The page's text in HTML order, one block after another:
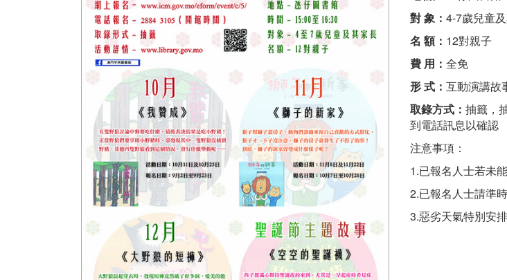
對 象： 4-7歲兒童
名 額： 12對親子
費 用： 全免
形 式： 互動演講故
取錄方式： 抽籤，
到電話訊息以確認
注意事項：
1.已報名人士若未
2.已報名人士請準
3.惡劣天氣特別安